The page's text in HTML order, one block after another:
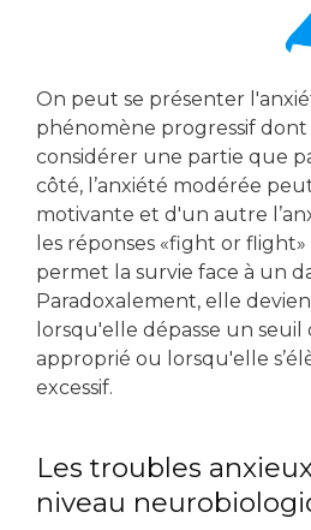
On peut se présenter
phénomène progressif
considérer une partie que
côté, l’anxiété modérée
motivante et d'un autre
les réponses «fight or
permet la survie face à un
Paradoxalement, elle
lorsqu'elle dépasse un seuil
approprié ou lorsqu'elle
excessif.
Les troubles
niveau